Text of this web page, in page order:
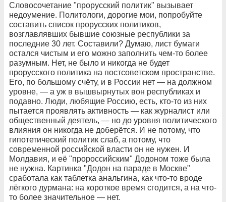
Словосочетание "прорусский политик" вызывает
недоумение. Политологи, дорогие мои, попробуйте
составить список прорусских политиков,
возглавлявших бывшие союзные республики за
последние 30 лет. Составили? Думаю, лист бумаги
остался чистым и его можно заполнить чем-то более
разумным. Нет, не было и никогда не будет
прорусского политика на постсоветском пространстве.
Его, по большому счёту, и в России нет — на должном
уровне, — а уж в вышвырнутых вон республиках и
подавно. Люди, любящие Россию, есть, кто-то из них
пытается проявлять активность — как журналист или
общественный деятель, — но до уровня политического
влияния он никогда не доберётся. И не потому, что
гипотетический политик слаб, а потому, что
современной российской власти он не нужен. И
Молдавия, и её "пророссийским" Додоном тоже была
не нужна. Картинка "Додон на параде в Москве"
сработала как таблетка анальгина, как что-то вроде
лёгкого дурмана: на короткое время сгодится, а на что-
то более значительное — нет.